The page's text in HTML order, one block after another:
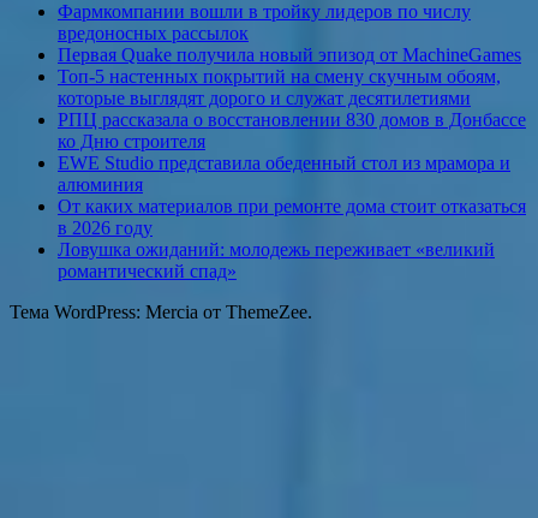
Фармкомпании вошли в тройку лидеров по числу
вредоносных рассылок
Первая Quake получила новый эпизод от MachineGames
Топ-5 настенных покрытий на смену скучным обоям,
которые выглядят дорого и служат десятилетиями
РПЦ рассказала о восстановлении 830 домов в Донбассе
ко Дню строителя
EWE Studio представила обеденный стол из мрамора и
алюминия
От каких материалов при ремонте дома стоит отказаться
в 2026 году
Ловушка ожиданий: молодежь переживает «великий
романтический спад»
Тема WordPress: Mercia от ThemeZee.